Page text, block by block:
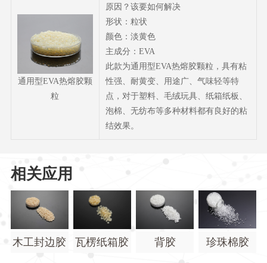
通用型EVA热熔胶颗
粒
原因？该要如何解决
形状：粒状
颜色：淡黄色
主成分：EVA
此款为通用型EVA热熔胶颗粒，具有粘
性强、耐黄变、用途广、气味轻等特
点，对于塑料、毛绒玩具、纸箱纸板、
泡棉、无纺布等多种材料都有良好的粘
结效果。
相关应用
木工封边胶 瓦楞纸箱胶 背胶 珍珠棉胶